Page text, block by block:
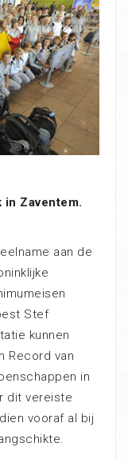
Zaventem.
aan de
Stef
kunnen
Record van
in
dit vereiste
vooraf al bij